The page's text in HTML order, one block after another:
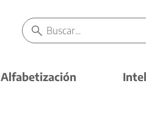
Alfabetización